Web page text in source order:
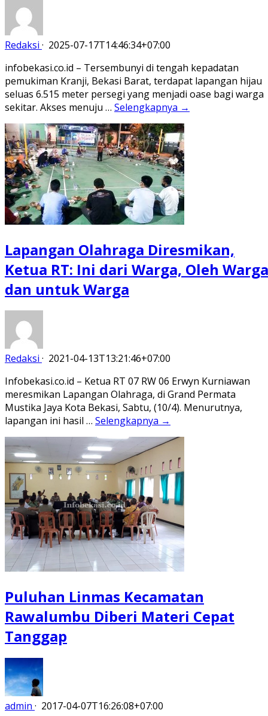
Redaksi · 2025-07-17T14:46:34+07:00
infobekasi.co.id – Tersembunyi di tengah kepadatan
pemukiman Kranji, Bekasi Barat, terdapat lapangan hijau
seluas 6.515 meter persegi yang menjadi oase bagi warga
sekitar. Akses menuju … Selengkapnya →
Lapangan Olahraga Diresmikan,
Ketua RT: Ini dari Warga, Oleh Warga
dan untuk Warga
Redaksi · 2021-04-13T13:21:46+07:00
Infobekasi.co.id – Ketua RT 07 RW 06 Erwyn Kurniawan
meresmikan Lapangan Olahraga, di Grand Permata
Mustika Jaya Kota Bekasi, Sabtu, (10/4). Menurutnya,
lapangan ini hasil … Selengkapnya →
Puluhan Linmas Kecamatan
Rawalumbu Diberi Materi Cepat
Tanggap
admin · 2017-04-07T16:26:08+07:00